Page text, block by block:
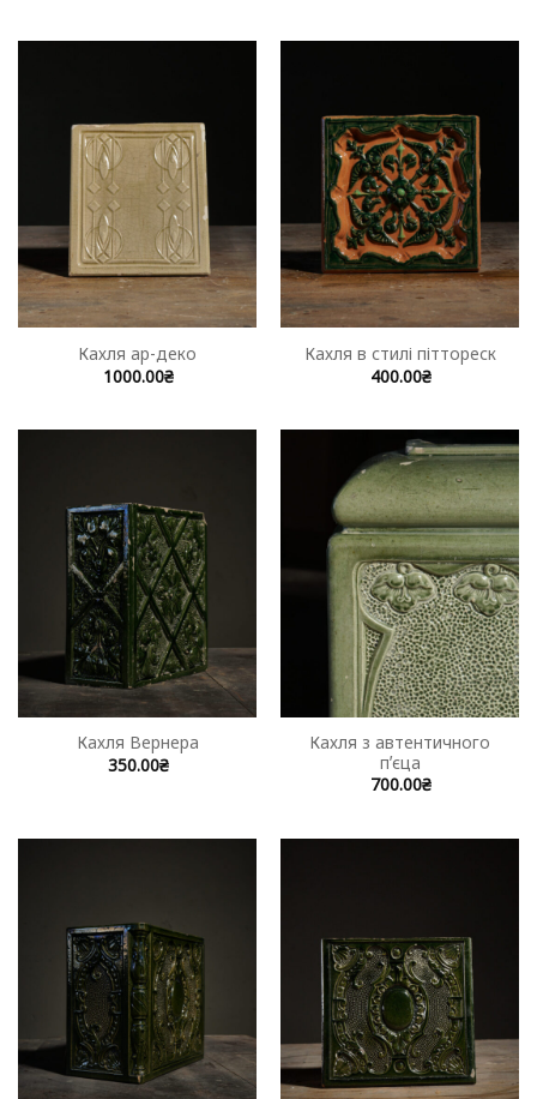
Кахля ар-деко
1000.00₴
Кахля в стилі піттореск
400.00₴
Кахля Вернера
350.00₴
Кахля з автентичного
пʼєца
700.00₴